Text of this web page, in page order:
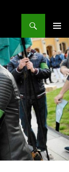
MENU